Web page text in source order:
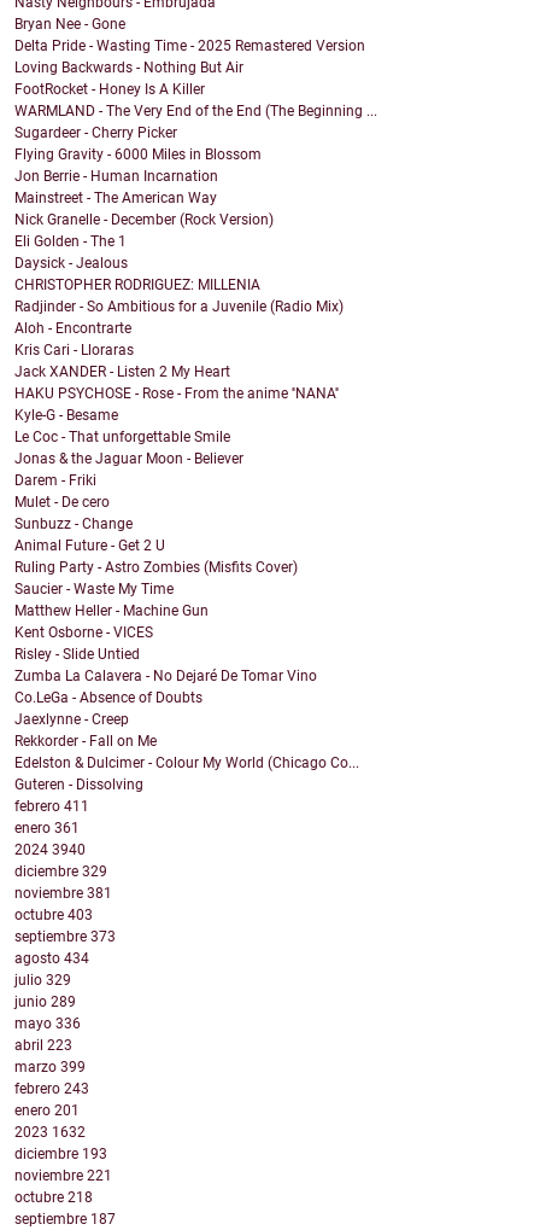
Bryan Nee - Gone
Delta Pride - Wasting Time - 2025 Remastered Version
Loving Backwards - Nothing But Air
FootRocket - Honey Is A Killer
WARMLAND - The Very End of the End (The Beginning ...
Sugardeer - Cherry Picker
Flying Gravity - 6000 Miles in Blossom
Jon Berrie - Human Incarnation
Mainstreet - The American Way
Nick Granelle - December (Rock Version)
Eli Golden - The 1
Daysick - Jealous
CHRISTOPHER RODRIGUEZ: MILLENIA
Radjinder - So Ambitious for a Juvenile (Radio Mix)
Aloh - Encontrarte
Kris Cari - Lloraras
Jack XANDER - Listen 2 My Heart
HAKU PSYCHOSE - Rose - From the anime ''NANA''
Kyle-G - Besame
Le Coc - That unforgettable Smile
Jonas & the Jaguar Moon - Believer
Darem - Friki
Mulet - De cero
Sunbuzz - Change
Animal Future - Get 2 U
Ruling Party - Astro Zombies (Misfits Cover)
Saucier - Waste My Time
Matthew Heller - Machine Gun
Kent Osborne - VICES
Risley - Slide Untied
Zumba La Calavera - No Dejaré De Tomar Vino
Co.LeGa - Absence of Doubts
Jaexlynne - Creep
Rekkorder - Fall on Me
Edelston & Dulcimer - Colour My World (Chicago Co...
Guteren - Dissolving
febrero 411
enero 361
2024 3940
diciembre 329
noviembre 381
octubre 403
septiembre 373
agosto 434
julio 329
junio 289
mayo 336
abril 223
marzo 399
febrero 243
enero 201
2023 1632
diciembre 193
noviembre 221
octubre 218
septiembre 187